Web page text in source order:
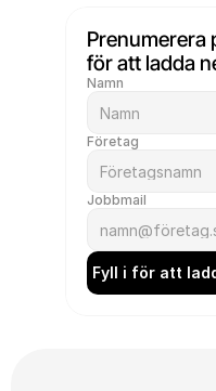
Prenumerera
för att ladda
Namn
Företag
Jobbmail
Fyll i för att